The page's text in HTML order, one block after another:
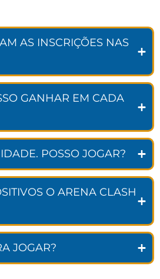
AS INSCRIÇÕES NAS
GANHAR EM CADA
POSSO JOGAR?
O ARENA CLASH
JOGAR?